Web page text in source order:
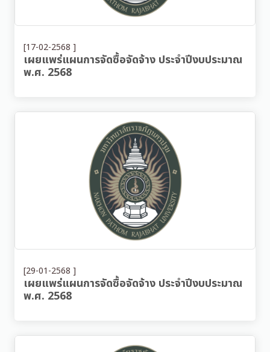
[17-02-2568 ]
เผยแพร่แผนการจัดซื้อจัดจ้าง ประจำปีงบประมาณ
พ.ศ. 2568
[29-01-2568 ]
เผยแพร่แผนการจัดซื้อจัดจ้าง ประจำปีงบประมาณ
พ.ศ. 2568